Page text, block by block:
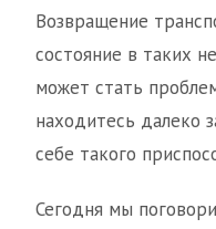
Возвращение
состояние в таких
может стать
находитесь далеко
себе такого
Сегодня мы